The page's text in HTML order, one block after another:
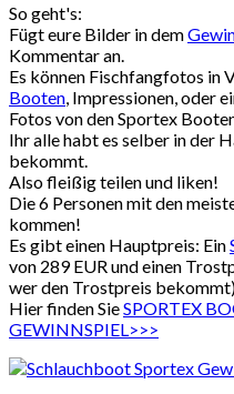
So geht's:
Fügt eure Bilder in dem
Kommentar an.
Es können Fischfangfotos in
Booten, Impressionen, oder
Fotos von den Sportex
Ihr alle habt es selber in der
bekommt.
Also fleißig teilen und liken!
Die 6 Personen mit den
kommen!
Es gibt einen Hauptpreis: Ein
von 289 EUR und einen
wer den Trostpreis
Hier finden SieSPORTEX
GEWINNSPIEL>>>